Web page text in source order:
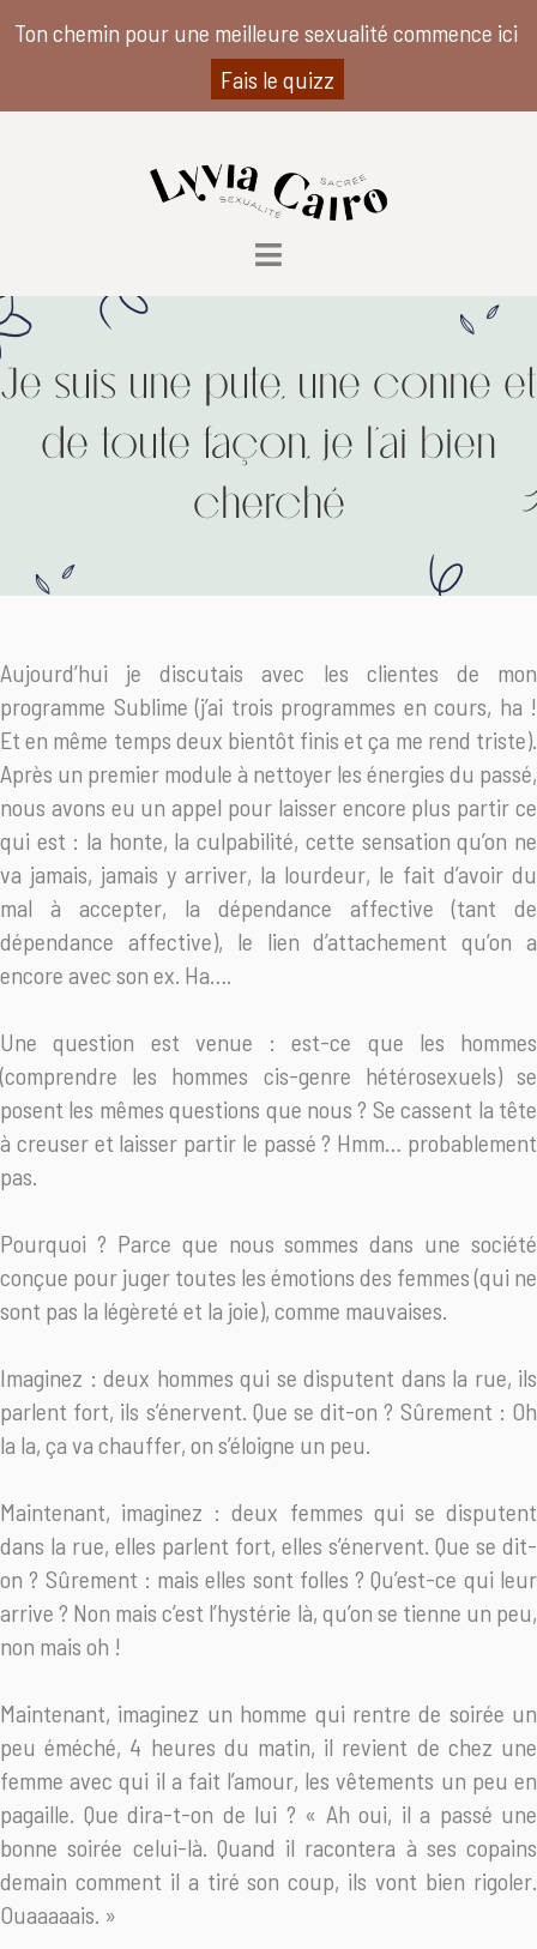
Je suis une pute, une conne et
de toute façon, je l’ai bien
cherché
Aujourd’hui je discutais avec les clientes de mon
programme Sublime (j’ai trois programmes en cours, ha !
Et en même temps deux bientôt finis et ça me rend triste).
Après un premier module à nettoyer les énergies du passé,
nous avons eu un appel pour laisser encore plus partir ce
qui est : la honte, la culpabilité, cette sensation qu’on ne
va jamais, jamais y arriver, la lourdeur, le fait d’avoir du
mal à accepter, la dépendance affective (tant de
dépendance affective), le lien d’attachement qu’on a
encore avec son ex. Ha….
Une question est venue : est-ce que les hommes
(comprendre les hommes cis-genre hétérosexuels) se
posent les mêmes questions que nous ? Se cassent la tête
à creuser et laisser partir le passé ? Hmm… probablement
pas.
Pourquoi ? Parce que nous sommes dans une société
conçue pour juger toutes les émotions des femmes (qui ne
sont pas la légèreté et la joie), comme mauvaises.
Imaginez : deux hommes qui se disputent dans la rue, ils
parlent fort, ils s’énervent. Que se dit-on ? Sûrement : Oh
la la, ça va chauffer, on s’éloigne un peu.
Maintenant, imaginez : deux femmes qui se disputent
dans la rue, elles parlent fort, elles s’énervent. Que se dit-
on ? Sûrement : mais elles sont folles ? Qu’est-ce qui leur
arrive ? Non mais c’est l’hystérie là, qu’on se tienne un peu,
non mais oh !
Maintenant, imaginez un homme qui rentre de soirée un
peu éméché, 4 heures du matin, il revient de chez une
femme avec qui il a fait l’amour, les vêtements un peu en
pagaille. Que dira-t-on de lui ? « Ah oui, il a passé une
bonne soirée celui-là. Quand il racontera à ses copains
demain comment il a tiré son coup, ils vont bien rigoler.
Ouaaaaais. »
Ton chemin pour une meilleure sexualité commence ici
Fais le quizz